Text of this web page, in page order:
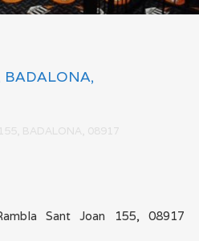
BADALONA,
Sant Joan 155, 08917